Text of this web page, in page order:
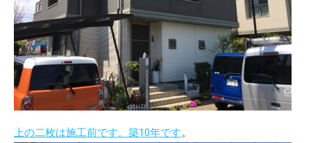
上の二枚は施工前です。築10年です。